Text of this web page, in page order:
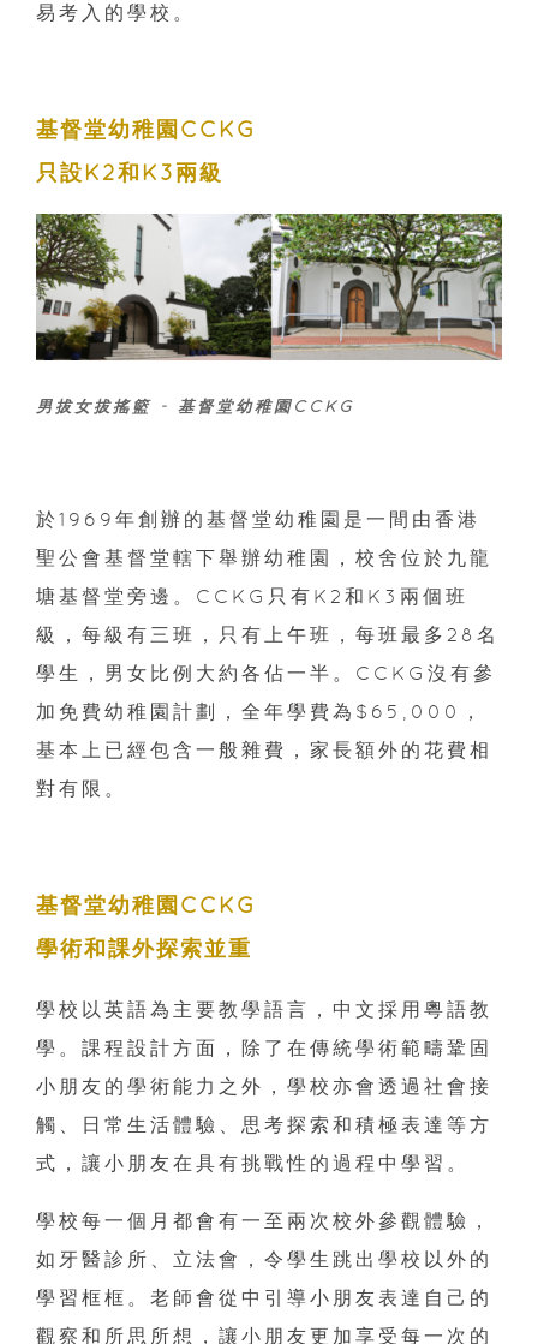
易考入的學校。
基督堂幼稚園CCKG
只設K2和K3兩級
男拔女拔搖籃 - 基督堂幼稚園CCKG
於1969年創辦的基督堂幼稚園是一間由香港
聖公會基督堂轄下舉辦幼稚園，校舍位於九龍
塘基督堂旁邊。CCKG只有K2和K3兩個班
級，每級有三班，只有上午班，每班最多28名
學生，男女比例大約各佔一半。CCKG沒有參
加免費幼稚園計劃，全年學費為$65,000，
基本上已經包含一般雜費，家長額外的花費相
對有限。
基督堂幼稚園CCKG
學術和課外探索並重
學校以英語為主要教學語言，中文採用粵語教
學。課程設計方面，除了在傳統學術範疇鞏固
小朋友的學術能力之外，學校亦會透過社會接
觸、日常生活體驗、思考探索和積極表達等方
式，讓小朋友在具有挑戰性的過程中學習。
學校每一個月都會有一至兩次校外參觀體驗，
如牙醫診所、立法會，令學生跳出學校以外的
學習框框。老師會從中引導小朋友表達自己的
觀察和所思所想，讓小朋友更加享受每一次的